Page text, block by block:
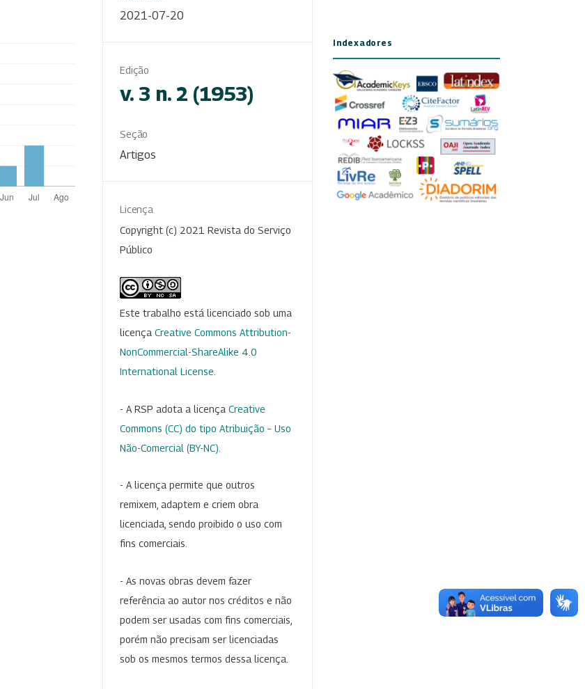
2021-07-20
Edição
v. 3 n. 2 (1953)
Seção
Artigos
Licença
Copyright (c) 2021 Revista do Serviço
Público
Este trabalho está licenciado sob uma
licença Creative Commons Attribution-
NonCommercial-ShareAlike 4.0
International License
- A RSP adota a licença Creative
Commons (CC) do tipo Atribuição – Uso
Não-Comercial (BY-NC)
- A licença permite que outros
remixem, adaptem e criem obra
licenciada, sendo proibido o uso com
fins comerciais.
- As novas obras devem fazer
referência ao autor nos créditos e não
podem ser usadas com fins comerciais,
porém não precisam ser licenciadas
sob os mesmos termos dessa licença.
Indexadores